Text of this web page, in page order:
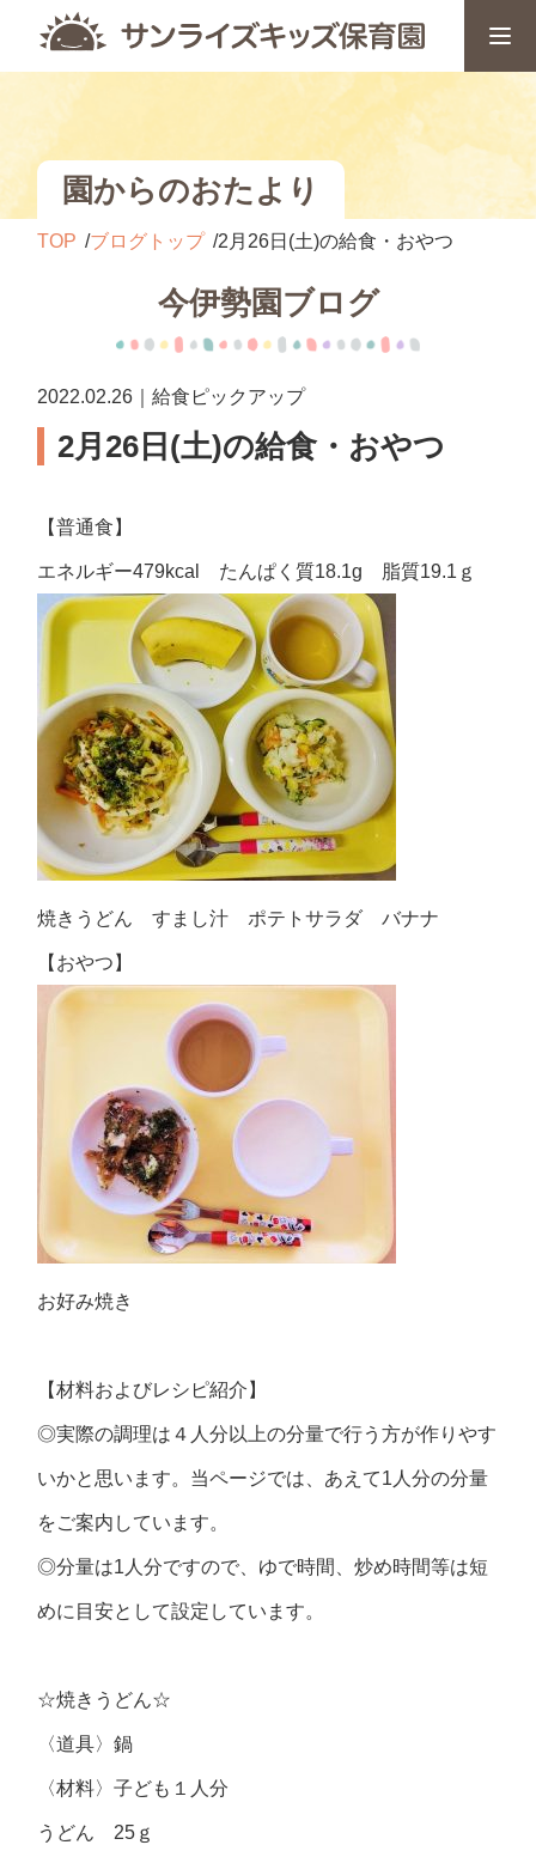
園からのおたより
TOP ブログトップ 2月26日(土)の給食・おやつ
今伊勢園ブログ
2022.02.26｜給食ピックアップ
2月26日(土)の給食・おやつ
【普通食】
エネルギー479kcal たんぱく質18.1g 脂質19.1ｇ
焼きうどん すまし汁 ポテトサラダ バナナ
【おやつ】
お好み焼き
【材料およびレシピ紹介】
◎実際の調理は４人分以上の分量で行う方が作りやす
いかと思います。当ページでは、あえて1人分の分量
をご案内しています。
◎分量は1人分ですので、ゆで時間、炒め時間等は短
めに目安として設定しています。
☆焼きうどん☆
〈道具〉鍋
〈材料〉子ども１人分
うどん 25ｇ